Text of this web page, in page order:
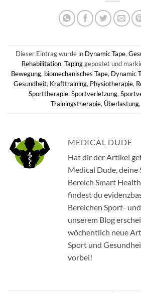
Dieser Eintrag wurde in Dynamic Tape,
Rehabilitation, Tapinggepostet und
Bewegung, biomechanisches Tape, Dynamic
Gesundheit, Krafttraining, Physiotherapie,
Sporttherapie, Sportverletzung,
Trainingstherapie, Überlastung,
MEDICAL DUDE
Hat dir der Artikel
Medical Dude, deine
Bereich Smart
findest du
Bereichen Sport-
unserem Blog
wöchentlich neue
Sport und
vorbei!